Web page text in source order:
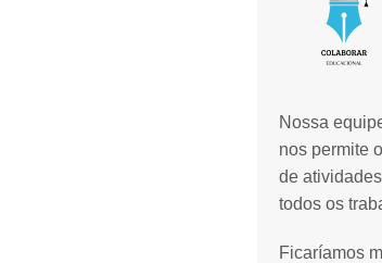
Nossa
nos permite
de
todos os
Ficaríamos